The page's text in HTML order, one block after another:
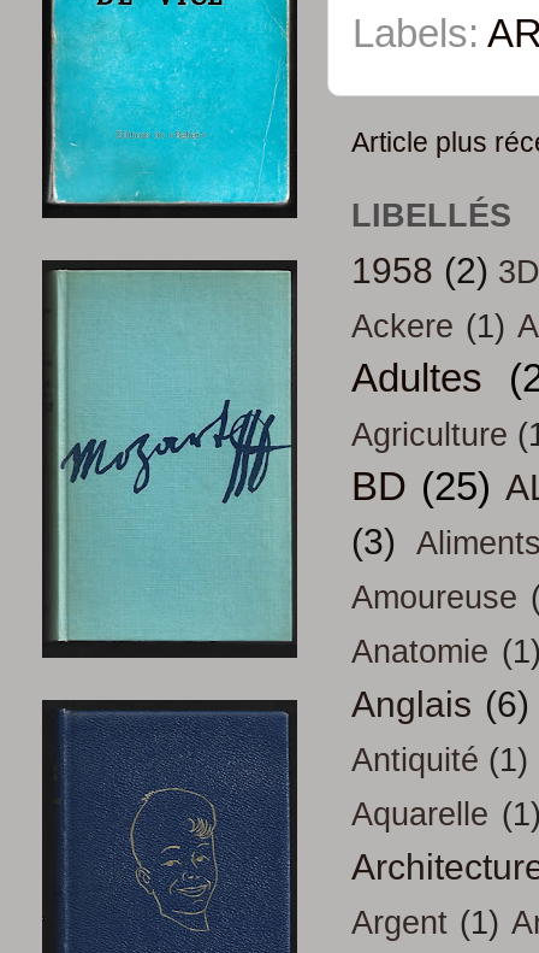
Labels:
Article plus
LIBELLÉS
1958 (2)
Ackere (1)
Adultes
Agriculture
BD (25)
(3)
Amoureuse
Anatomie
Anglais (6)
Antiquité (1)
Aquarelle
Argent (1)